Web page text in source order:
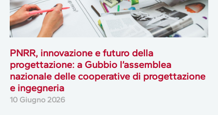
PNRR, innovazione e futuro della
progettazione: a Gubbio l’assemblea
nazionale delle cooperative di progettazione
e ingegneria
10 Giugno 2026